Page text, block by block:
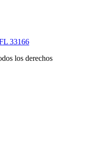
33166
los derechos